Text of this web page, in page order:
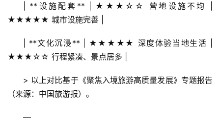
| **设施配套** | ★★★☆☆ 营地设施不均 |
★★★★★ 城市设施完善 |
| **文化沉浸** | ★★★★★ 深度体验当地生活 |
★★★☆☆ 行程紧凑、景点居多 |
> 以上对比基于《聚焦入境旅游高质量发展》专题报告
（来源：中国旅游报）。
—